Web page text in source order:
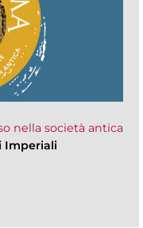
nella società antica
Imperiali